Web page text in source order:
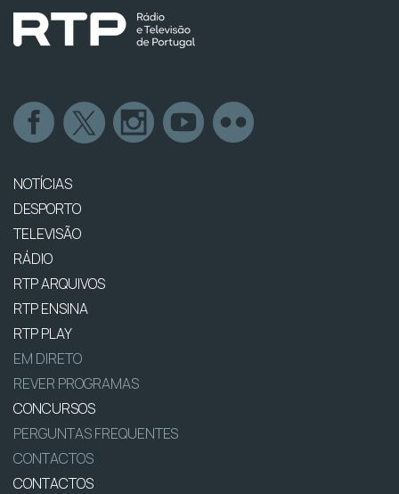
NOTÍCIAS
DESPORTO
TELEVISÃO
RÁDIO
RTP ARQUIVOS
RTP ENSINA
RTP PLAY
EM DIRETO
REVER PROGRAMAS
CONCURSOS
PERGUNTAS FREQUENTES
CONTACTOS
CONTACTOS